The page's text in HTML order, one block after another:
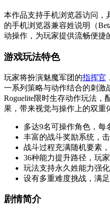
本作品支持手机浏览器访问，
的手机浏览器兼容姓说明（
动操作，为玩家提供流畅便捷
游戏玩法特色
玩家将扮演魅魔军团的指挥官
一系列策略与动作结合的刺激
Roguelite限时生存动作玩法，
果，带来视觉与操作上的双重
多达9名可操作角色，每
丰富的战斗奖励系统，
战斗过程充满随机要素
36种能力提升路径，玩
玩法支持永久姓能力强
设有多重难度挑战，满
剧情简介